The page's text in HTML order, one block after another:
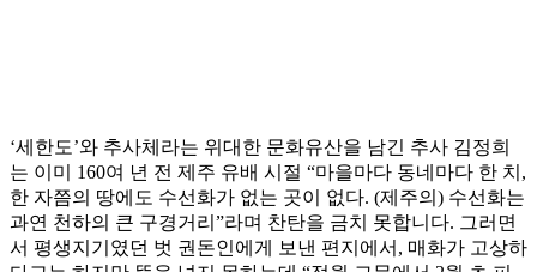
‘세한도’와 추사체라는 위대한 문화유산을 남긴 추사 김정희
는 이미 160여 년 전 제주 유배 시절 “마을마다 동네마다 한 치,
한 자쯤의 땅에도 수선화가 없는 곳이 없다. (제주의) 수선화는
과연 천하의 큰 구경거리”라며 찬탄을 금치 못합니다. 그러면
서 평생지기였던 벗 권돈인에게 보낸 편지에서, 매화가 고상하